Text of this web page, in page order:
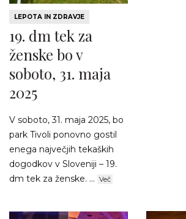
LEPOTA IN ZDRAVJE
19. dm tek za
ženske bo v
soboto, 31. maja
2025
V soboto, 31. maja 2025, bo
park Tivoli ponovno gostil
enega največjih tekaških
dogodkov v Sloveniji – 19.
dm tek za ženske. ... Več